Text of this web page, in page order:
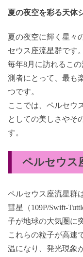
夏の夜空を彩る天体
夏の夜空に輝く星々
セウス座流星群です。
毎年8月に訪れるこ
測者にとって、最も
つです。
ここでは、ペルセウ
としての美しさやそ
す。
ペルセウス
ペルセウス座流星群
彗星（109P/Swift-
子が地球の大気圏に
これらの粒子が高速
温になり、発光現象